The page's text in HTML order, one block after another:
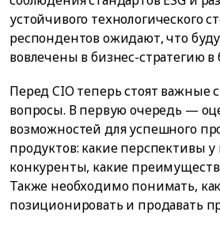
устойчивого технологического
респондентов ожидают, что
вовлечены в бизнес-стратегию
Перед CIO теперь стоят важные
вопросы. В первую очередь —
возможностей для успешного
продуктов: какие перспективы у
конкуренты, какие
Также необходимо понимать,
позиционировать и продавать